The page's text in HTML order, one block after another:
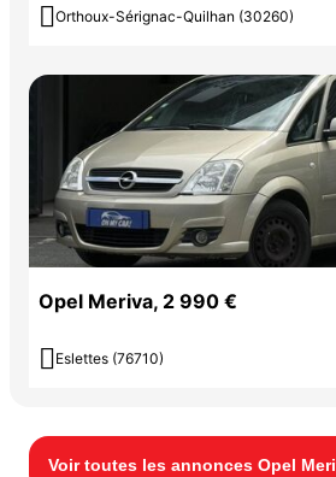
 Orthoux-Sérignac-Quilhan (30260)
Opel Meriva, 2 990 €
 Eslettes (76710)
Voir toutes les annonces Opel